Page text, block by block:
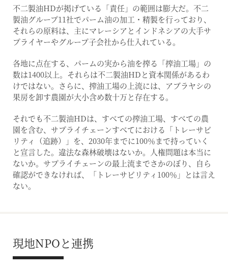
不二製油HDが掲げている「責任」の範囲は膨大だ。不二
製油グループ11社でパーム油の加工・精製を行っており、
それらの原料は、主にマレーシアとインドネシアの大手サ
プライヤーやグループ子会社から仕入れている。
各地に点在する、パームの実から油を搾る「搾油工場」の
数は1400以上。それらは不二製油HDと資本関係があるわ
けではない。さらに、搾油工場の上流には、アブラヤシの
果房を卸す農園が大小含め数十万と存在する。
それでも不二製油HDは、すべての搾油工場、すべての農
園を含む、サプライチェーンすべてにおける「トレーサビ
リティ（追跡）」を、2030年までに100％まで持っていく
と宣言した。違法な森林破壊はないか。人権問題は本当に
ないか。サプライチェーンの最上流までさかのぼり、自ら
確認ができなければ、「トレーサビリティ100％」とは言え
ない。
現地NPOと連携